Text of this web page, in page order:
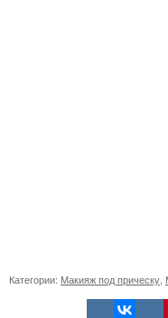
Категории: Макияж под прическу,